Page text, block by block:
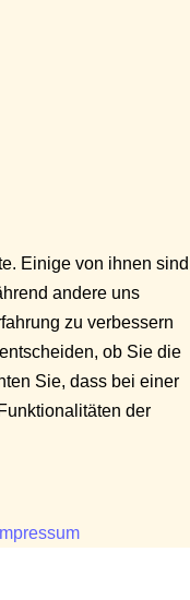
Einige von ihnen sind
andere uns
zu verbessern
ob Sie die
Sie, dass bei einer
der
Impressum